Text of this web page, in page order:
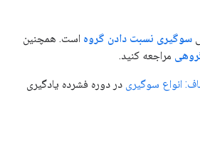
سوگیری نسبت دادن گروه است. همچنین
مراجعه کنید.
انواع سوگیری در دوره فشرده یادگیری